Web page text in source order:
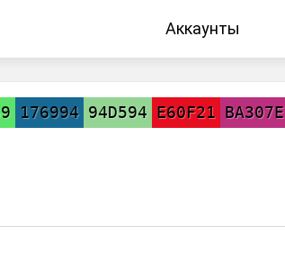
Аккаунты
176994 94D594 E60F21 BA307E